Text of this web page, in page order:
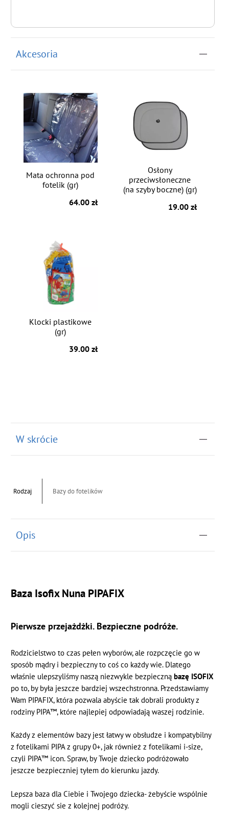
Akcesoria
Mata ochronna pod
fotelik (gr)
64.00 zł
Osłony
przeciwsłoneczne
(na szyby boczne) (gr)
19.00 zł
Klocki plastikowe
(gr)
39.00 zł
W skrócie
Rodzaj Bazy do fotelików
Opis
Baza Isofix Nuna PIPAFIX
Pierwsze przejażdżki. Bezpieczne podróże.
Rodzicielstwo to czas pełen wyborów, ale rozpczęcie go w
sposób mądry i bezpieczny to coś co każdy wie. Dlatego
właśnie ulepszyliśmy naszą niezwykle bezpiecznąbazę ISOFIX
po to, by była jeszcze bardziej wszechstronna. Przedstawiamy
Wam PIPAFIX, która pozwala abyście tak dobrali produkty z
rodziny PIPA™, które najlepiej odpowiadają waszej rodzinie.
Każdy z elementów bazy jest łatwy w obsłudze i kompatybilny
z fotelikami PIPA z grupy 0+, jak również z fotelikami i-size,
czyli PIPA™ icon. Spraw, by Twoje dziecko podróżowało
jeszcze bezpieczniej tyłem do kierunku jazdy.
Lepsza baza dla Ciebie i Twojego dziecka- żebyście wspólnie
mogli cieszyć sie z kolejnej podróży.